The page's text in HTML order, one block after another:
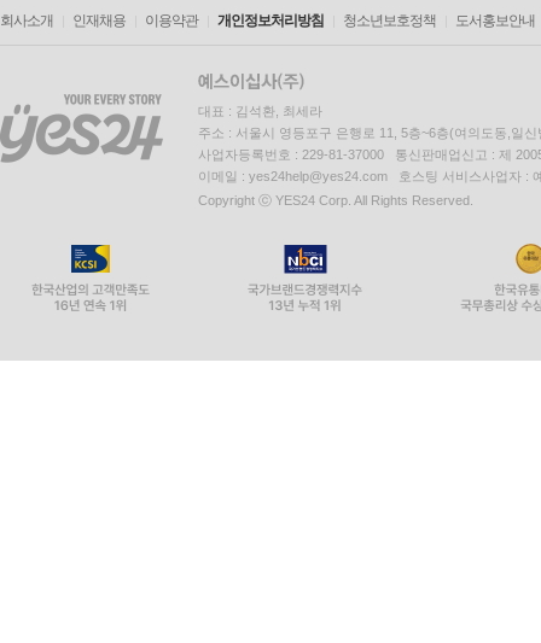
회사소개 인재채용 이용약관 개인정보처리방침 청소년보호정책 도서홍보안내
대표 : 김석환, 최세라
주소 : 서울시 영등포구 은행로 11, 5층~6층(여의도동,일신
사업자등록번호 : 229-81-37000 통신판매업신고 : 제
이메일 : yes24help@yes24.com 호스팅 서비스사업자 :
Copyright ⓒ YES24 Corp. All Rights Reserved.